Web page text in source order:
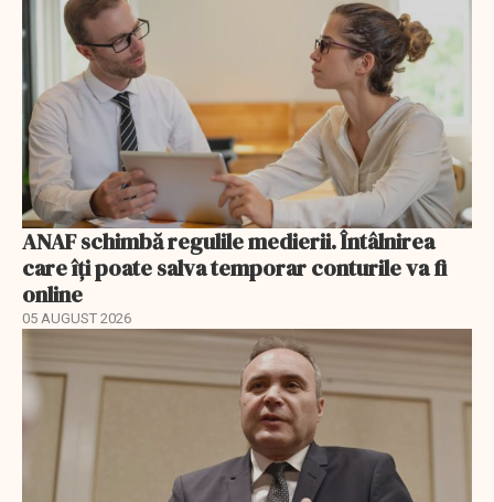
ANAF schimbă regulile medierii. Întâlnirea
care îți poate salva temporar conturile va fi
online
05 AUGUST 2026